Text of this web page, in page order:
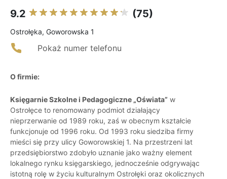
9.2 (75)
Ostrołęka, Goworowska 1
Pokaż numer telefonu
O firmie:
Księgarnie Szkolne i Pedagogiczne „Oświata” w
Ostrołęce to renomowany podmiot działający
nieprzerwanie od 1989 roku, zaś w obecnym kształcie
funkcjonuje od 1996 roku. Od 1993 roku siedziba firmy
mieści się przy ulicy Goworowskiej 1. Na przestrzeni lat
przedsiębiorstwo zdobyło uznanie jako ważny element
lokalnego rynku księgarskiego, jednocześnie odgrywając
istotną rolę w życiu kulturalnym Ostrołęki oraz okolicznych